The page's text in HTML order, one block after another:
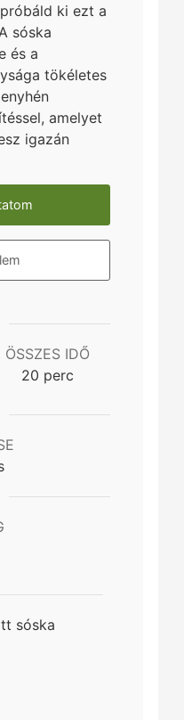
ki ezt a
sóska
és a
tökéletes
amelyet
igazán
ÖSSZES IDŐ
20minutes
perc
sóska